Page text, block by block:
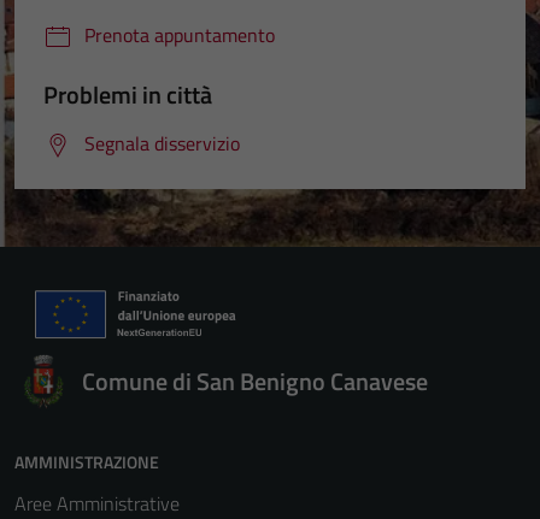
Prenota appuntamento
Problemi in città
Segnala disservizio
Comune di San Benigno Canavese
AMMINISTRAZIONE
Aree Amministrative